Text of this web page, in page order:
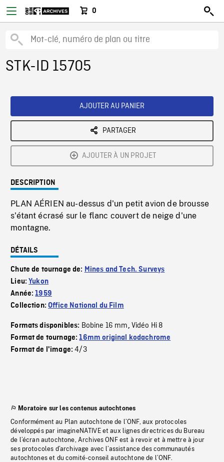
0
STK-ID 15705
AJOUTER AU PANIER
PARTAGER
AJOUTER À UN PROJET
DESCRIPTION
PLAN AÉRIEN au-dessus d'un petit avion de brousse
s'étant écrasé sur le flanc couvert de neige d'une
montagne.
DÉTAILS
Chute de tournage de: Mines and Tech. Surveys
Lieu:Yukon
Année:1959
Collection:Office National du Film
Formats disponibles: Bobine 16 mm, Vidéo Hi 8
Format de tournage:16mm original kodachrome
Format de l'image:4/3
Moratoire sur les contenus autochtones
Conformément au Plan autochtone de l’ONF, aux protocoles
développés par imagineNATIVE et aux lignes directrices du Bureau
de l’écran autochtone, Archives ONF est à revoir et à mettre à jour
ses protocoles d’archivage avec l’assistance des communautés
autochtones et du comité-conseil autochtone de l’ONF.